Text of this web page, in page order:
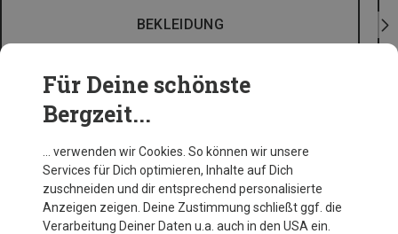
BEKLEIDUNG
Für Deine schönste
Bergzeit...
… verwenden wir Cookies. So können wir unsere
Services für Dich optimieren, Inhalte auf Dich
zuschneiden und dir entsprechend personalisierte
Anzeigen zeigen. Deine Zustimmung schließt ggf. die
Verarbeitung Deiner Daten u.a. auch in den USA ein.